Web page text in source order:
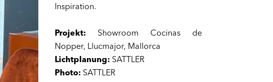
Inspiration.
Projekt: Showroom Cocinas de
Nopper, Llucmajor, Mallorca
Lichtplanung: SATTLER
Photo: SATTLER